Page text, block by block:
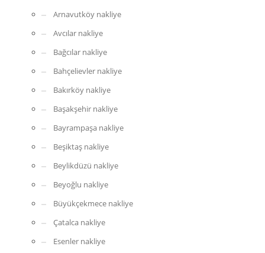
Arnavutköy nakliye
Avcılar nakliye
Bağcılar nakliye
Bahçelievler nakliye
Bakırköy nakliye
Başakşehir nakliye
Bayrampaşa nakliye
Beşiktaş nakliye
Beylikdüzü nakliye
Beyoğlu nakliye
Büyükçekmece nakliye
Çatalca nakliye
Esenler nakliye